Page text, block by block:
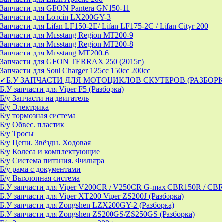
Запчасти для GEON Pantera GN150-11
Запчасти для Loncin LX200GY-3
Запчасти для Lifan LF150-2E/ Lifan LF175-2C / Lifan Cityr 200
Запчасти для Musstang Region MT200-9
Запчасти для Musstang Region MT200-8
Запчасти для Musstang MT200-6
Запчасти для GEON TERRAX 250 (2015г)
Запчасти для Soul Charger 125сс 150cc 200сс
✓Б.У ЗАПЧАСТИ ДЛЯ МОТОЦИКЛОВ СКУТЕРОВ
Б.У запчасти для Viper F5 (Разборка)
Б/у Запчасти на двигатель
Б/у Электрика
Б/у тормозная система
Б/у Обвес. пластик
Б/у Тросы
Б/у Цепи. Звёзды. Ходовая
Б/у Колеса и комплектующие
Б/у Система питания. Фильтра
Б/у рама с документами
Б/у Выхлопная система
Б.У запчасти для Viper V200CR / V250CR G-max CBR150R /
Б.У запчасти для Viper XT200 Viper ZS200J (Разборка)
Б.У запчасти для Zongshen LZX200GY-2 (Разборка)
Б.У запчасти для Zongshen ZS200GS/ZS250GS (Разборка)